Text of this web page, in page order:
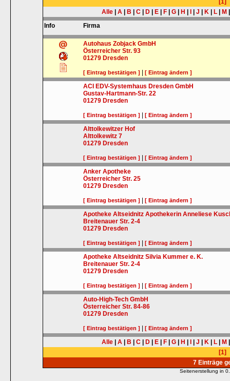
[1]
Alle
A B C D E F G H J K L M
Info
Firma
Autohaus Zobjack GmbH
Österreicher Str. 93
01279 Dresden
[ Eintrag bestätigen ] |[ Eintrag ändern ]
ACI EDV-Systemhaus Dresden GmbH
Gustav-Hartmann-Str. 22
01279 Dresden
[ Eintrag bestätigen ] |[ Eintrag ändern ]
Alttolkewitzer Hof
Alttolkewitz 7
01279 Dresden
[ Eintrag bestätigen ] |[ Eintrag ändern ]
Anker Apotheke
Österreicher Str. 25
01279 Dresden
[ Eintrag bestätigen ] |[ Eintrag ändern ]
Apotheke Altseidnitz Apothekerin Anneliese
Breitenauer Str. 2-4
01279 Dresden
[ Eintrag bestätigen ] |[ Eintrag ändern ]
Apotheke Altseidnitz Silvia Kummer e. K.
Breitenauer Str. 2-4
01279 Dresden
[ Eintrag bestätigen ] |[ Eintrag ändern ]
Auto-High-Tech GmbH
Österreicher Str. 84-86
01279 Dresden
[ Eintrag bestätigen ] |[ Eintrag ändern ]
Alle A B C D E F G H J K L M
[1]
7 Einträge
Seitenerstellung in